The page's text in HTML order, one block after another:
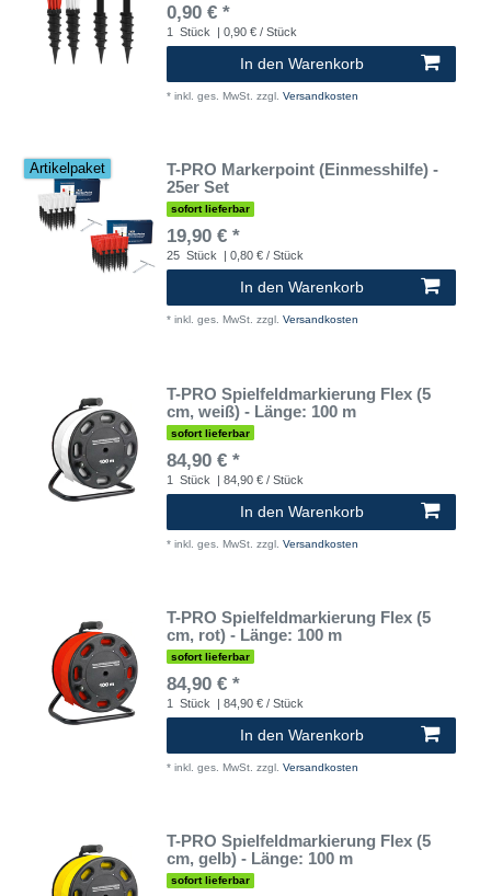
0,90 € *
1 Stück | 0,90 € / Stück
In den Warenkorb
* inkl. ges. MwSt. zzgl. Versandkosten
Artikelpaket
T-PRO Markerpoint (Einmesshilfe) -
25er Set
sofort lieferbar
19,90 € *
25 Stück | 0,80 € / Stück
In den Warenkorb
* inkl. ges. MwSt. zzgl. Versandkosten
T-PRO Spielfeldmarkierung Flex (5
cm, weiß) - Länge: 100 m
sofort lieferbar
84,90 € *
1 Stück | 84,90 € / Stück
In den Warenkorb
* inkl. ges. MwSt. zzgl. Versandkosten
T-PRO Spielfeldmarkierung Flex (5
cm, rot) - Länge: 100 m
sofort lieferbar
84,90 € *
1 Stück | 84,90 € / Stück
In den Warenkorb
* inkl. ges. MwSt. zzgl. Versandkosten
T-PRO Spielfeldmarkierung Flex (5
cm, gelb) - Länge: 100 m
sofort lieferbar